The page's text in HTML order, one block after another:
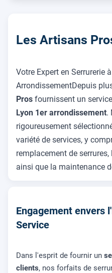
Les Artisans
Votre Expert en Serrurerie
ArrondissementDepuis
Pros fournissent un
Lyon 1er arrondissement.
rigoureusement
variété de services, y
remplacement de
ainsi que la maintenance
Engagement envers
Service
Dans l'esprit de fournir un
clients, nos forfaits de